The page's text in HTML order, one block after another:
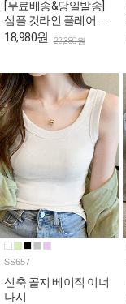
[무료배송&당일발송]
심플 컷라인 플레어 반
팔 블라우스
18,980원 22,380원
SS657
신축 골지 베이직 이너
나시